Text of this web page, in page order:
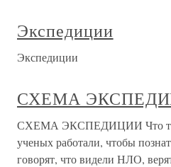
Экспедиции
Экспедиции
СХЕМА
СХЕМА ЭКСПЕДИЦИИ Что
ученых работали, чтобы
говорят, что видели НЛО,